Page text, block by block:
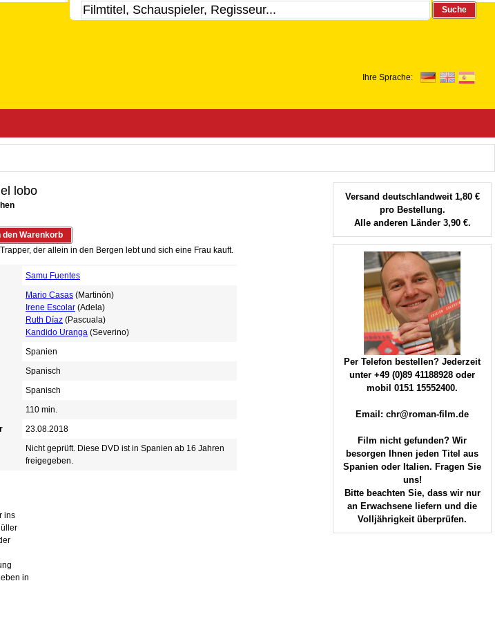
Suche
Ihre Sprache:
Versand deutschlandweit 1,80 €
pro Bestellung.
Alle anderen Länder 3,90 €.
Per Telefon bestellen? Jederzeit
unter +49 (0)89 41188928 oder
mobil 0151 15552400.
Email: chr@roman-film.de
Film nicht gefunden? Wir
besorgen Ihnen jeden Titel aus
Spanien oder Italien. Fragen Sie
uns!
Bitte beachten Sie, dass wir nur
an Erwachsene liefern und die
Volljährigkeit überprüfen.
lobo
den Warenkorb
der allein in den Bergen lebt und sich eine Frau kauft.
Samu Fuentes
Mario Casas (Martinón)
Irene Escolar (Adela)
Ruth Díaz (Pascuala)
Kandido Uranga (Severino)
Spanien
Spanisch
Spanisch
110 min.
23.08.2018
Nicht geprüft. Diese DVD ist in Spanien ab 16 Jahren
freigegeben.
ins
in